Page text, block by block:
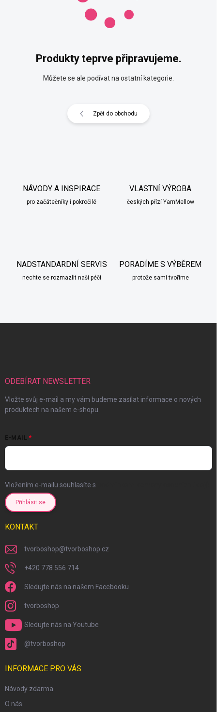
Produkty teprve připravujeme.
Můžete se ale podívat na ostatní kategorie.
Zpět do obchodu
NÁVODY A INSPIRACE
pro začátečníky i pokročilé
VLASTNÍ VÝROBA
českých přízí YarnMellow
NADSTANDARDNÍ SERVIS
nechte se rozmazlit naší péčí
PORADÍME S VÝBĚREM
protože sami tvoříme
ODEBÍRAT NEWSLETTER
Vložte svůj e-mail a my vám budeme zasílat informace o nových
produktech na našem e-shopu.
E-MAIL
Vložením e-mailu souhlasíte s
Přihlásit se
KONTAKT
tvorboshop@tvorboshop.cz
+420 778 556 714
Sledujte nás na našem Facebooku
tvorboshop
Sledujte nás na Youtube
@tvorboshop
INFORMACE PRO VÁS
Návody zdarma
O nás